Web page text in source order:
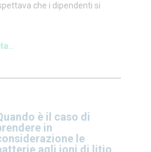
che i dipendenti si
è il caso di
in
le
agli ioni di litio